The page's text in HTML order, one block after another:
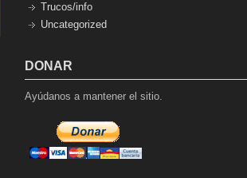
Trucos/info
Uncategorized
DONAR
Ayúdanos a mantener el sitio.